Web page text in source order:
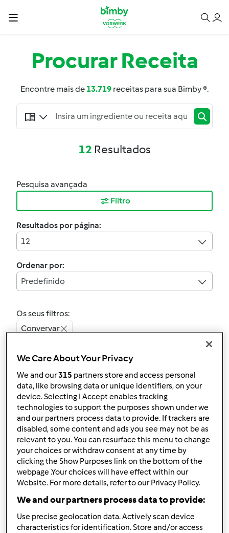
ProcurarReceita
Encontre mais de13.719 receitas para sua Bimby ®.
12 Resultados
Pesquisa avançada
Filtro
Resultados por página:
12
Ordenar por:
Predefinido
Os seus filtros:
Convervar
Limpar
4.6(5)
Pão de ló de ovar
por
10 4 Fácil 8 20min
5.0(1)
Caldo de legumes
caseiro
porEmilia Castro
We Care About Your Privacy
We and our315 partners store and access personal
data, like browsing data or unique identifiers, on your
device. Selecting I Accept enables tracking
technologies to support the purposes shown under we
and our partners process data to provide. If trackers are
disabled, some content and ads you see may not be as
relevant to you. You can resurface this menu to change
your choices or withdraw consent at any time by
clicking the Show Purposes link on the bottom of the
webpage .Your choices will have effect within our
Website. For more details, refer to our Privacy Policy.
We and our partners process data to provide:
Use precise geolocation data. Actively scan device
characteristics for identification. Store and/or access